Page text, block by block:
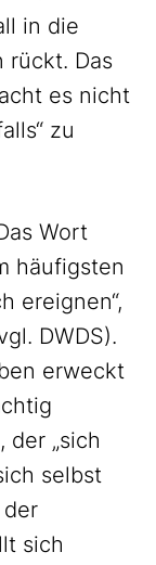
in die
rückt. Das
es nicht
zu
Wort
häufigsten
ereignen“,
DWDS).
erweckt
der „sich
selbst
sich